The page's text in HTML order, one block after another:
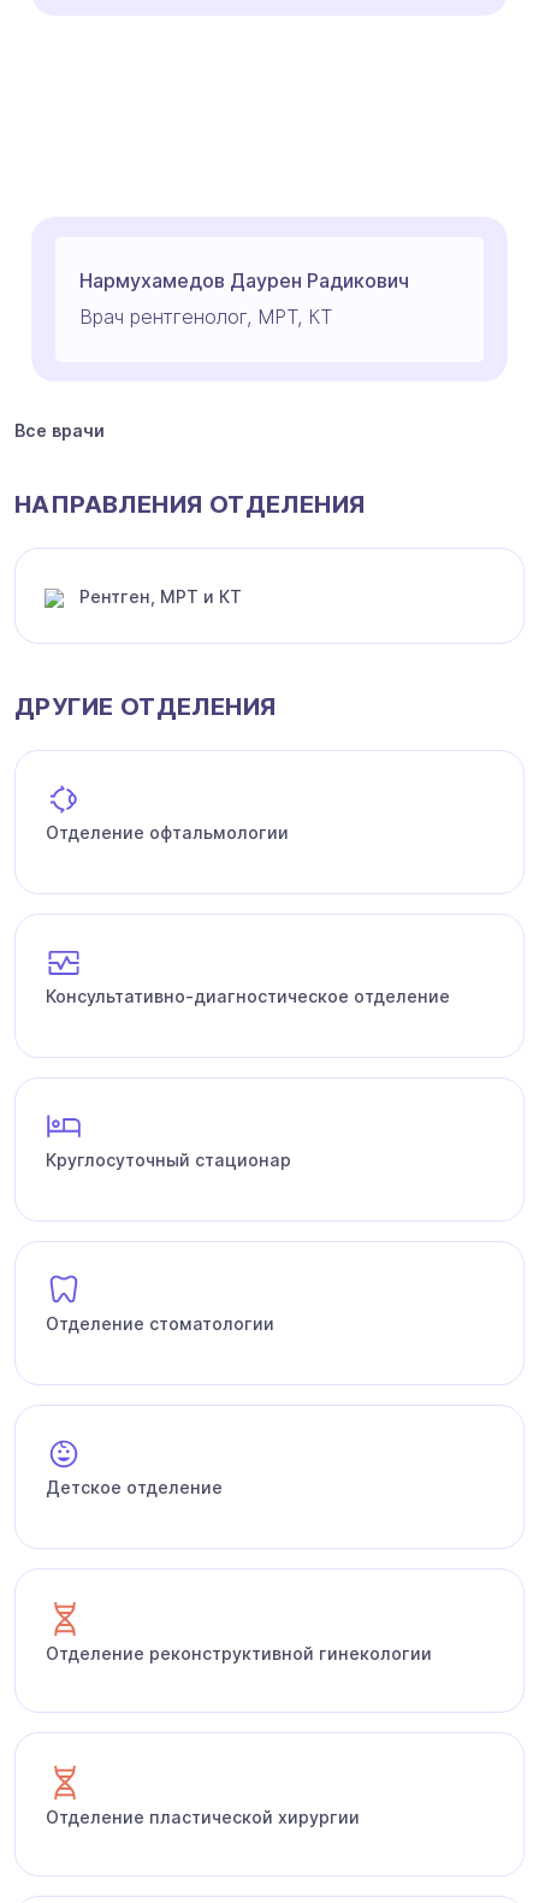
Нармухамедов Даурен Радикович
Врач рентгенолог, МРТ, КТ
Все врачи
НАПРАВЛЕНИЯ ОТДЕЛЕНИЯ
Рентген, МРТ и КТ
ДРУГИЕ ОТДЕЛЕНИЯ
Отделение офтальмологии
Консультативно-диагностическое отделение
Круглосуточный стационар
Отделение стоматологии
Детское отделение
Отделение реконструктивной гинекологии
Отделение пластической хирургии